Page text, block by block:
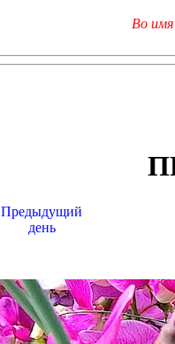
Во
Предыдущий
день